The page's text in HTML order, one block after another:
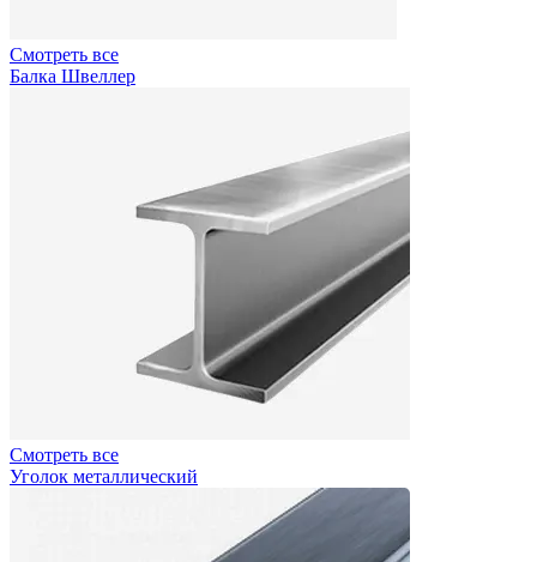
Смотреть все
Балка Швеллер
Смотреть все
Уголок металлический